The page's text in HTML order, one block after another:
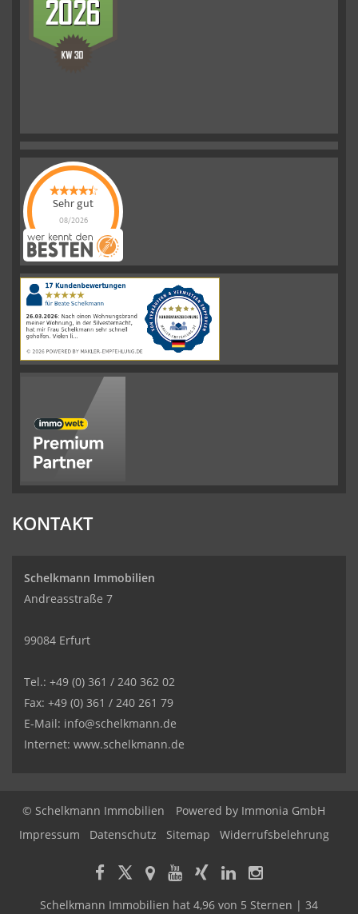
Sehr gut
08/2026
Schelkmann
Immobilienhat
|110Schelkmann
ImmobilienBewertungen
auf
werkenntdenBESTEN.de
KONTAKT
Schelkmann Immobilien
Andreasstraße 7
99084 Erfurt
Tel.: +49 (0) 361 / 240 362 02
Fax: +49 (0) 361 / 240 261 79
E-Mail: info@schelkmann.de
Internet: www.schelkmann.de
© Schelkmann Immobilien Powered by Immonia GmbH
Impressum
Datenschutz Sitemap Widerrufsbelehrung
Schelkmann Immobilien hat 4,96 von 5 Sternen | 34